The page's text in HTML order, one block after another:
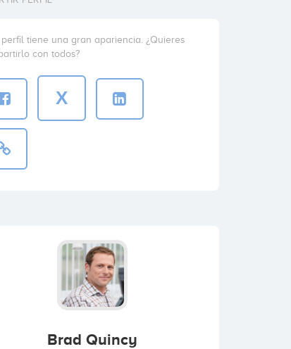
perfil tiene una gran apariencia. ¿Quieres
con todos?
X
Brad Quincy